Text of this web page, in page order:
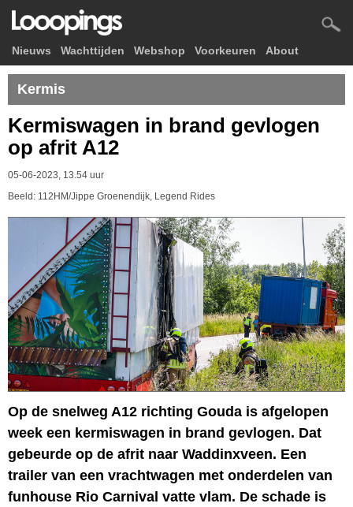
Nieuws Wachttijden Webshop Voorkeuren About
Kermis
Kermiswagen in brand gevlogen
op afrit A12
05-06-2023, 13.54 uur
Beeld: 112HM/Jippe Groenendijk, Legend Rides
Op de snelweg A12 richting Gouda is afgelopen
week een kermiswagen in brand gevlogen. Dat
gebeurde op de afrit naar Waddinxveen. Een
trailer van een vrachtwagen met onderdelen van
funhouse Rio Carnival vatte vlam. De schade is